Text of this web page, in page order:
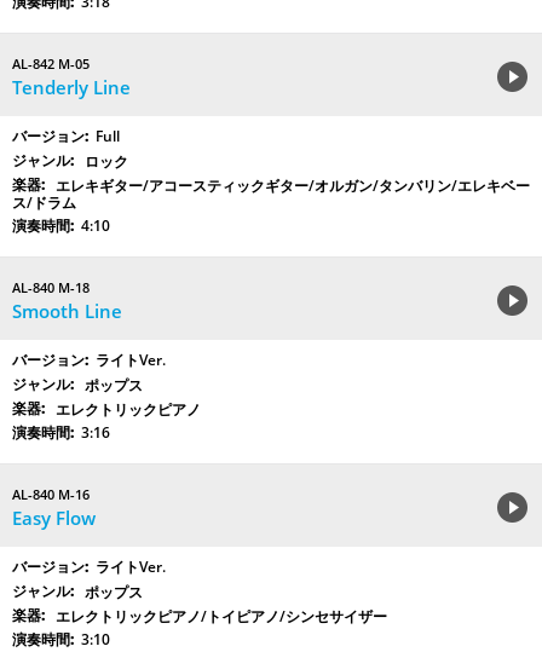
AL-842 M-05
Tenderly Line
Full
ロック
エレキギター/アコースティックギター/オルガン/タンバリン/エレキベー
ス/ドラム
4:10
AL-840 M-18
Smooth Line
ライトVer.
ポップス
エレクトリックピアノ
3:16
AL-840 M-16
Easy Flow
ライトVer.
ポップス
エレクトリックピアノ/トイピアノ/シンセサイザー
3:10